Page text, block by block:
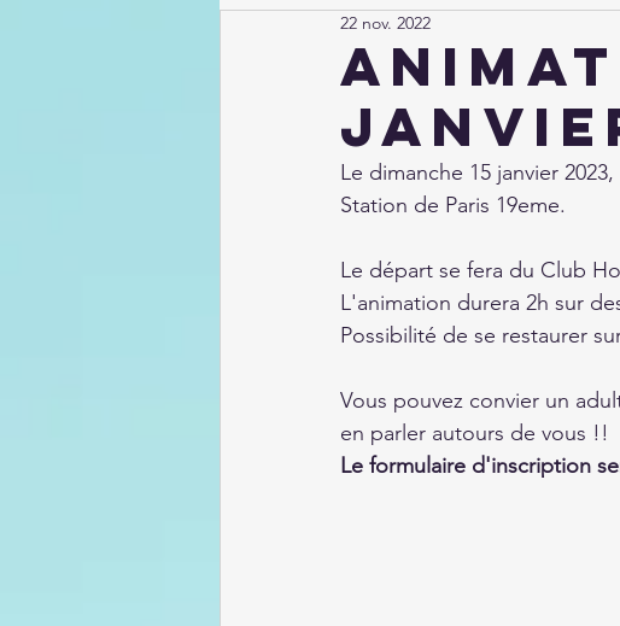
Fermeture
22 nov. 2022
Le dimanche 15 janvier
Station de Paris 19eme.
Le départ se fera du Club
L'animation durera 2h sur
Possibilité de se restaurer
Vous pouvez convier un
en parler autours de vous !!
Le formulaire d'inscription